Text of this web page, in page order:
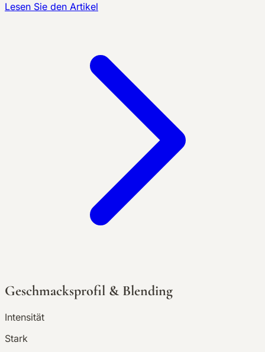
Lesen Sie den Artikel
Geschmacksprofil & Blending
Intensität
Stark